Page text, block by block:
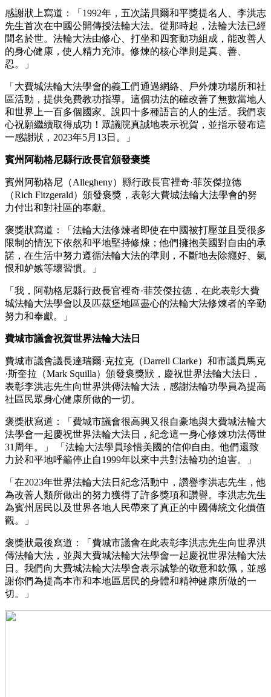
感謝狀上寫道：「1992年，五次諾貝爾和平獎提名人、李洪志
先生首次在中國公開傳授法輪大法。從那時起，法輪大法已經
聞名於世。法輪大法由修心、打坐和四套動功組成，能改善人
的身心健康，使人精力充沛。修煉的核心準則是真、善、
忍。」
「大費城法輪大法學會的義工們通過網絡、戶外煉功場所和社
區活動，提供免費教功指導。這個功法的確改善了無數當地人
和世界上一百多個國家、說四十多種語言的人的生活。我們衷
心祝願繼續取得成功！眾議院真誠地表示祝賀，並指示發布這
一感謝狀，2023年5月13日。」
賓州阿勒格尼縣行政長官頒發褒獎
賓州阿勒格尼（Allegheny）縣行政長官裡奇·菲茨傑拉德
（Rich Fitzgerald）頒發褒獎，表彰大費城法輪大法學會的努
力付出和對社區的奉獻。
褒獎狀寫道：「法輪大法修煉者即使在中國被打壓並且受很多
限制的情況下依然和平地堅持修煉；他們擁抱美國對自由的承
諾，在生活中努力遵循法輪大法的準則，不斷地去除癮好、氣
恨和妒嫉等壞習慣。」
「我，阿勒格尼縣行政長官裡奇·菲茨傑拉德，在此表彰大費
城法輪大法學會以及匹茲堡地區盡心的法輪大法修煉者的辛勤
努力和奉獻。」
費城市議會祝賀世界法輪大法日
費城市議會議長達瑞爾·克拉克（Darrell Clarke）和市議員馬克
·斯奎拉（Mark Squilla）頒發褒獎狀，慶祝世界法輪大法日，
表彰李洪志先生向世界洪傳法輪大法，感謝法輪功學員為提高
社區民眾身心健康所做的一切。
褒獎狀寫道：「費城市議會很高興又很自豪地與大費城法輪大
法學會一起慶祝世界法輪大法日，紀念這一身心修煉功法傳世
31周年。」 「法輪大法學員珍惜美國的信仰自由。他們還致
力於和平地呼籲停止自1999年以來中共對法輪功的迫害。」
「在2023年世界法輪大法日紀念活動中，讚譽李洪志先生，他
為改善人類所做出的努力獲得了許多獎項和讚譽。李洪志先生
為賓州居民以及世界各地人民帶來了真正的中國傳統文化價值
觀。」
褒獎狀最後寫道：「費城市議會在此表彰李洪志先生向世界洪
傳法輪大法，並與大費城法輪大法學會一起慶祝世界法輪大法
日。我們向大費城法輪大法學會表示誠摯的敬意和欽佩，並感
謝你們為提高本市和本地區居民的身體和精神健康所做的一
切。」